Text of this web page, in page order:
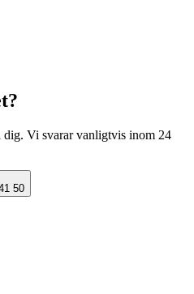
Vi svarar vanligtvis inom 24
50